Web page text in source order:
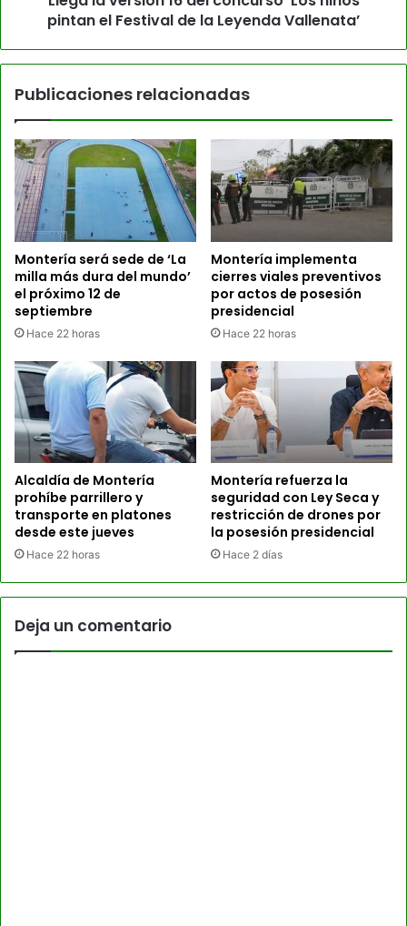
pintan el Festival de la Leyenda Vallenata’
Publicaciones relacionadas
Montería será sede de ‘La
milla más dura del mundo’
el próximo 12 de
septiembre
Hace 22 horas
Montería implementa
cierres viales preventivos
por actos de posesión
presidencial
Hace 22 horas
Alcaldía de Montería
prohíbe parrillero y
transporte en platones
desde este jueves
Hace 22 horas
Montería refuerza la
seguridad con Ley Seca y
restricción de drones por
la posesión presidencial
Hace 2 días
Deja un comentario